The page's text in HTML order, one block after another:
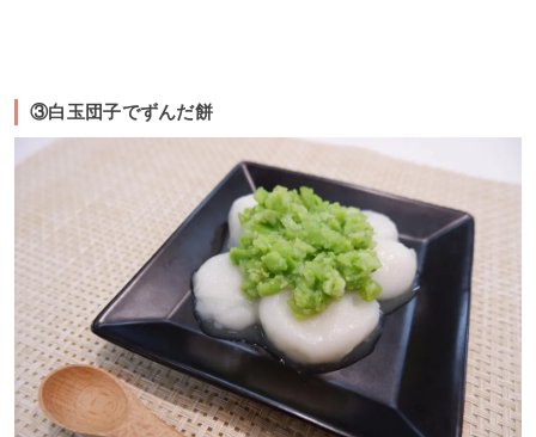
③白玉団子でずんだ餅